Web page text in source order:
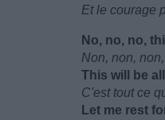
Et le courage
No, no, no,
Non, non,
This will be
C'est tout ce
Let me rest